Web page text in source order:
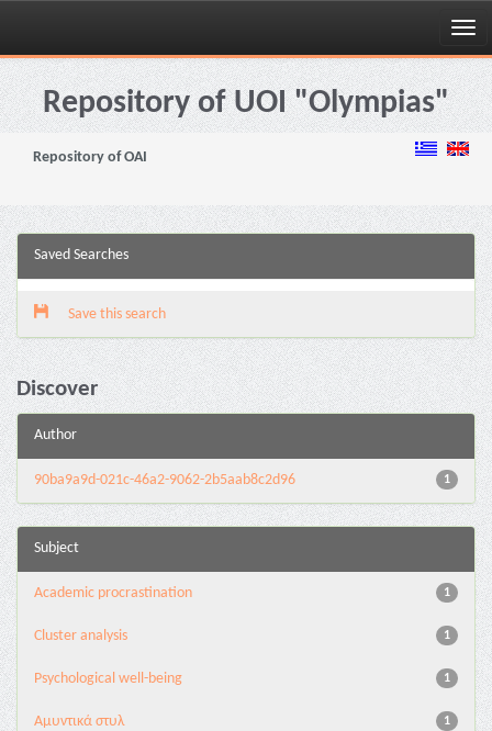
Skip
navigationRepository of UOI "Olympias"
Repository of OAI
Saved Searches
Save this search
Discover
Author
1
90ba9a9d-021c-46a2-9062-2b5aab8c2d96
Subject
1
Academic procrastination
1
Cluster analysis
1
Psychological well-being
1
Αμυντικά στυλ